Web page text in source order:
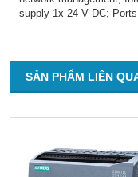
supply 1x 24 V DC;
SẢN PHẨM LIÊN